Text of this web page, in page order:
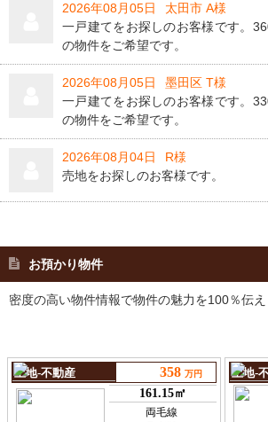
2026年08月05日
太田市 A様
一戸建てをお探しのお客様です。
の物件をご希望です。
2026年08月05日
墨田区 T様
一戸建てをお探しのお客様です。
の物件をご希望です。
2026年08月04日
R様
売地をお探しのお客様です。
お預かり物件
密度の高い物件情報で物件の魅力を100％伝え